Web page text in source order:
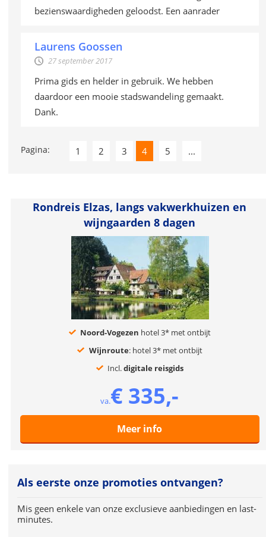
bezienswaardigheden geloodst. Een aanrader
Laurens Goossen
27 september 2017
Prima gids en helder in gebruik. We hebben
daardoor een mooie stadswandeling gemaakt.
Dank.
Pagina: 1 2 3 4 5 ...
Rondreis Elzas, langs vakwerkhuizen en
wijngaarden 8 dagen
Noord-Vogezen hotel 3* met ontbijt
Wijnroute: hotel 3* met ontbijt
Incl.digitale reisgids
va.€ 335,-
Meer info
Als eerste onze promoties ontvangen?
Mis geen enkele van onze exclusieve aanbiedingen en last-
minutes.